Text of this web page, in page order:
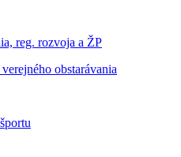
reg. rozvoja a ŽP
obstarávania